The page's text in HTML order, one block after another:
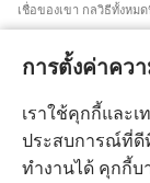
การตั้งค่าคว
เราใช้คุกกี้และ
ประสบการณ์ที่ดี
ทำงานได้ คุกกี้บ
เชื่อ​ของ​เขา กลวิธี​ทั้ง​หม
สภาพการณ์​และ​วิธี​การ​รั